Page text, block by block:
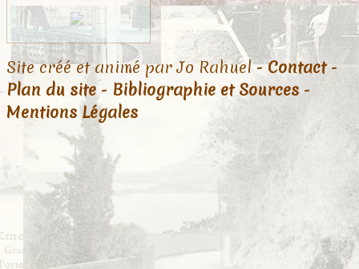
Site créé et animé par Jo Rahuel -Contact-
Plan du site - Bibliographie et Sources -
Mentions Légales